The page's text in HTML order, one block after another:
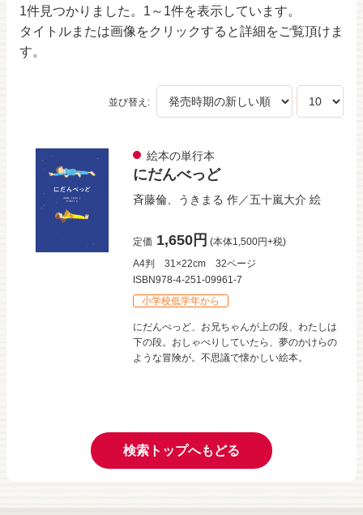
1件見つかりました。 1～1件を表示しています。
タイトルまたは画像をクリックすると詳細をご覧頂けま
す。
並び替え:
絵本の単行本
にだんべっど
斉藤倫 うきまる 作／五十嵐大介 絵
定価 1,650円 (本体1,500円+税)
A4判
31×22cm
32ページ
ISBN978-4-251-09961-7
小学校低学年から
にだんべっど、お兄ちゃんが上の段、わたしは
下の段。おしゃべりしていたら、夢のかけらの
ような冒険が。不思議で懐かしい絵本。
検索トップへもどる